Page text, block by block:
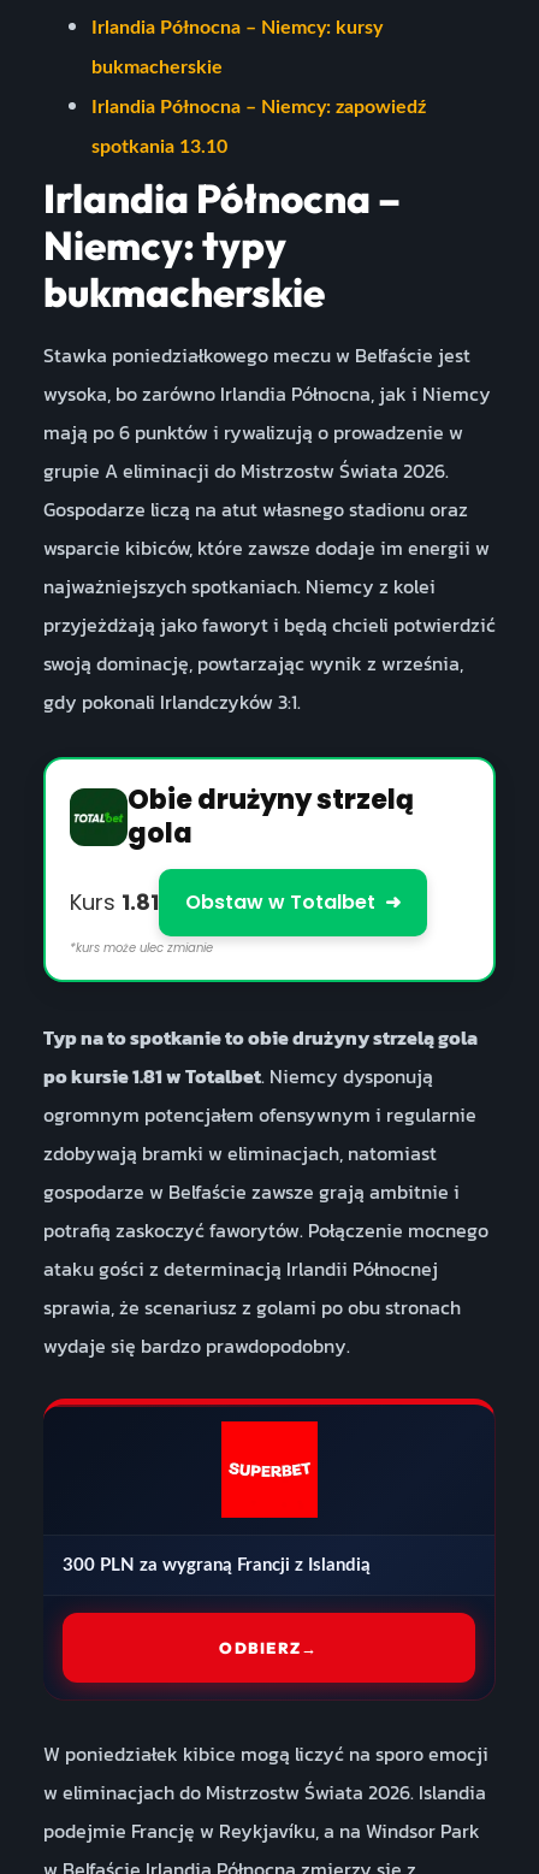
Irlandia Północna – Niemcy: kursy
bukmacherskie
Irlandia Północna – Niemcy: zapowiedź
spotkania 13.10
Irlandia Północna –
Niemcy: typy
bukmacherskie
Stawka poniedziałkowego meczu w Belfaście jest
wysoka, bo zarówno Irlandia Północna, jak i Niemcy
mają po 6 punktów i rywalizują o prowadzenie w
grupie A eliminacji do Mistrzostw Świata 2026.
Gospodarze liczą na atut własnego stadionu oraz
wsparcie kibiców, które zawsze dodaje im energii w
najważniejszych spotkaniach. Niemcy z kolei
przyjeżdżają jako faworyt i będą chcieli potwierdzić
swoją dominację, powtarzając wynik z września,
gdy pokonali Irlandczyków 3:1.
Obie drużyny strzelą
gola
Kurs 1.81 Obstaw w Totalbet ➜
*kurs może ulec zmianie
Typ na to spotkanie to obie drużyny strzelą gola
po kursie 1.81 w Totalbet. Niemcy dysponują
ogromnym potencjałem ofensywnym i regularnie
zdobywają bramki w eliminacjach, natomiast
gospodarze w Belfaście zawsze grają ambitnie i
potrafią zaskoczyć faworytów. Połączenie mocnego
ataku gości z determinacją Irlandii Północnej
sprawia, że scenariusz z golami po obu stronach
wydaje się bardzo prawdopodobny.
300 PLN za wygraną Francji z Islandią
ODBIERZ→
W poniedziałek kibice mogą liczyć na sporo emocji
w eliminacjach do Mistrzostw Świata 2026. Islandia
podejmie Francję w Reykjavíku, a na Windsor Park